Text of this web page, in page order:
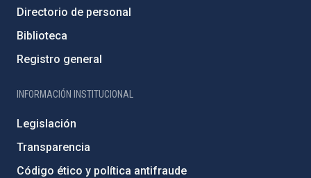
Directorio de personal
Biblioteca
Registro general
INFORMACIÓN INSTITUCIONAL
Legislación
Transparencia
Código ético y política antifraude